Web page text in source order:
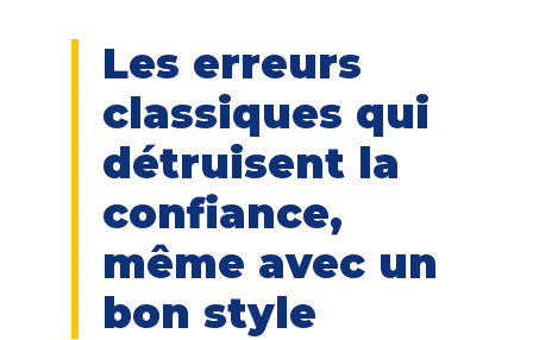
Les erreurs
classiques qui
détruisent la
confiance,
même avec un
bon style